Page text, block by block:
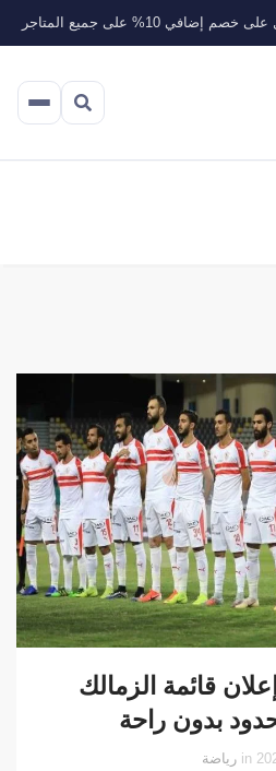
إضافي 10% على جميع المتاجر
قائمة الزمالك
بدون راحة
رياضة